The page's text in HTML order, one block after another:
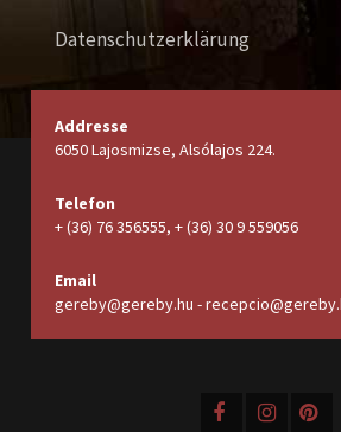
Datenschutzerklärung
Addresse
6050 Lajosmizse, Alsólajos 224.
Telefon
+ (36) 76 356555, + (36) 30 9 559056
Email
gereby@gereby.hu -